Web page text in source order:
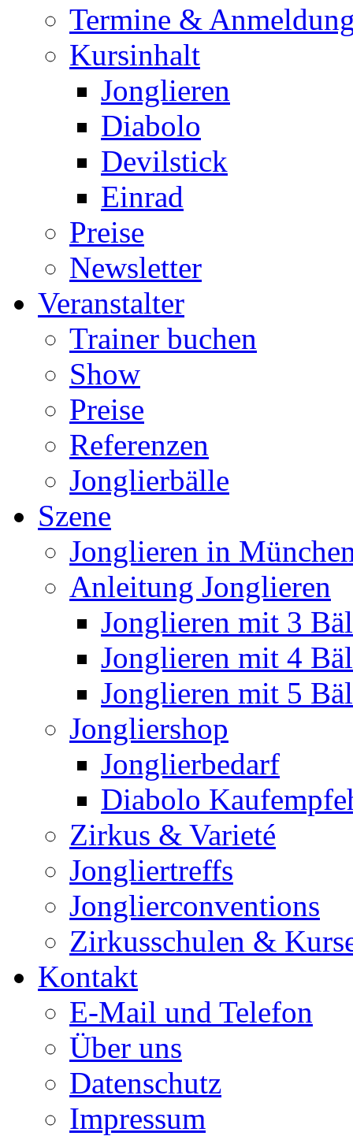
Termine &
Kursinhalt
Jonglieren
Diabolo
Devilstick
Einrad
Preise
Newsletter
Veranstalter
Trainer buchen
Show
Preise
Referenzen
Jonglierbälle
Szene
Jonglieren in
Anleitung Jonglieren
Jonglieren mit 3
Jonglieren mit 4
Jonglieren mit 5
Jongliershop
Jonglierbedarf
Diabolo
Zirkus & Varieté
Jongliertreffs
Jonglierconventions
Zirkusschulen &
Kontakt
E-Mail und Telefon
Über uns
Datenschutz
Impressum